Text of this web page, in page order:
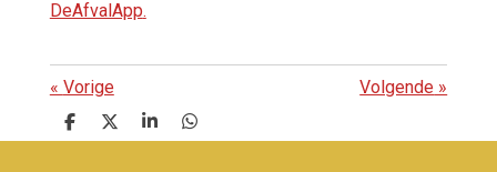
DeAfvalApp.
« Vorige Volgende »
D
e
D
e
S
h
D
e